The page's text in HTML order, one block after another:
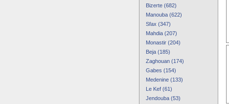
Bizerte (682)
Manouba (622)
Sfax (347)
Mahdia (207)
Monastir (204)
Beja (185)
Zaghouan (174)
Gabes (154)
Medenine (133)
Le Kef (61)
Jendouba (53)